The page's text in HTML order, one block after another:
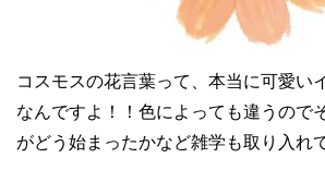
コスモスの花言葉って、本当に可愛い
なんですよ！！色によっても違うので
がどう始まったかなど雑学も取り入れ